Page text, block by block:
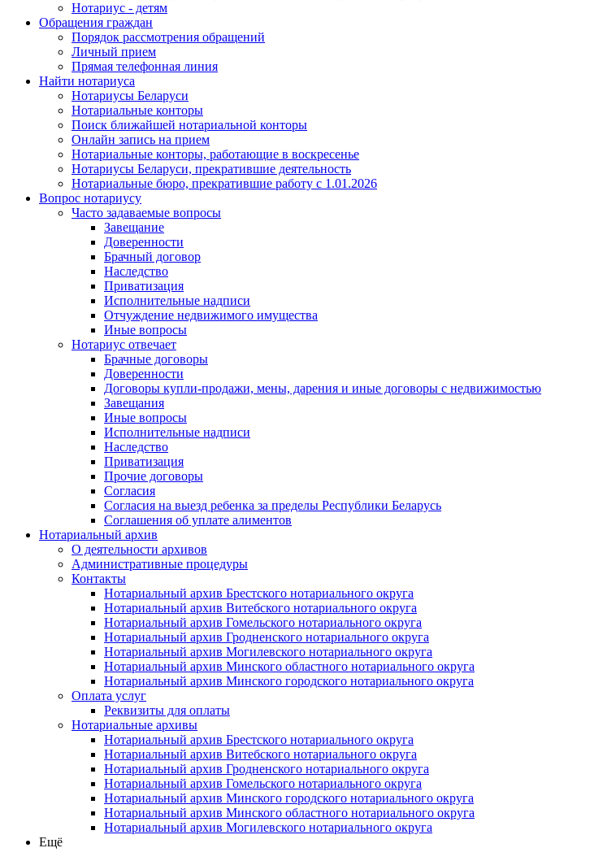
Нотариус - детям
Обращения граждан
Порядок рассмотрения обращений
Личный прием
Прямая телефонная линия
Найти нотариуса
Нотариусы Беларуси
Нотариальные конторы
Поиск ближайшей нотариальной конторы
Онлайн запись на прием
Нотариальные конторы, работающие в воскресенье
Нотариусы Беларуси, прекратившие деятельность
Нотариальные бюро, прекратившие работу с 1.01.2026
Вопрос нотариусу
Часто задаваемые вопросы
Завещание
Доверенности
Брачный договор
Наследство
Приватизация
Исполнительные надписи
Отчуждение недвижимого имущества
Иные вопросы
Нотариус отвечает
Брачные договоры
Доверенности
Договоры купли-продажи, мены, дарения и иные договоры с недвижимостью
Завещания
Иные вопросы
Исполнительные надписи
Наследство
Приватизация
Прочие договоры
Согласия
Согласия на выезд ребенка за пределы Республики Беларусь
Соглашения об уплате алиментов
Нотариальный архив
О деятельности архивов
Административные процедуры
Контакты
Нотариальный архив Брестского нотариального округа
Нотариальный архив Витебского нотариального округа
Нотариальный архив Гомельского нотариального округа
Нотариальный архив Гродненского нотариального округа
Нотариальный архив Могилевского нотариального округа
Нотариальный архив Минского областного нотариального округа
Нотариальный архив Минского городского нотариального округа
Оплата услуг
Реквизиты для оплаты
Нотариальные архивы
Нотариальный архив Брестского нотариального округа
Нотариальный архив Витебского нотариального округа
Нотариальный архив Гродненского нотариального округа
Нотариальный архив Гомельского нотариального округа
Нотариальный архив Минского городского нотариального округа
Нотариальный архив Минского областного нотариального округа
Нотариальный архив Могилевского нотариального округа
Ещё